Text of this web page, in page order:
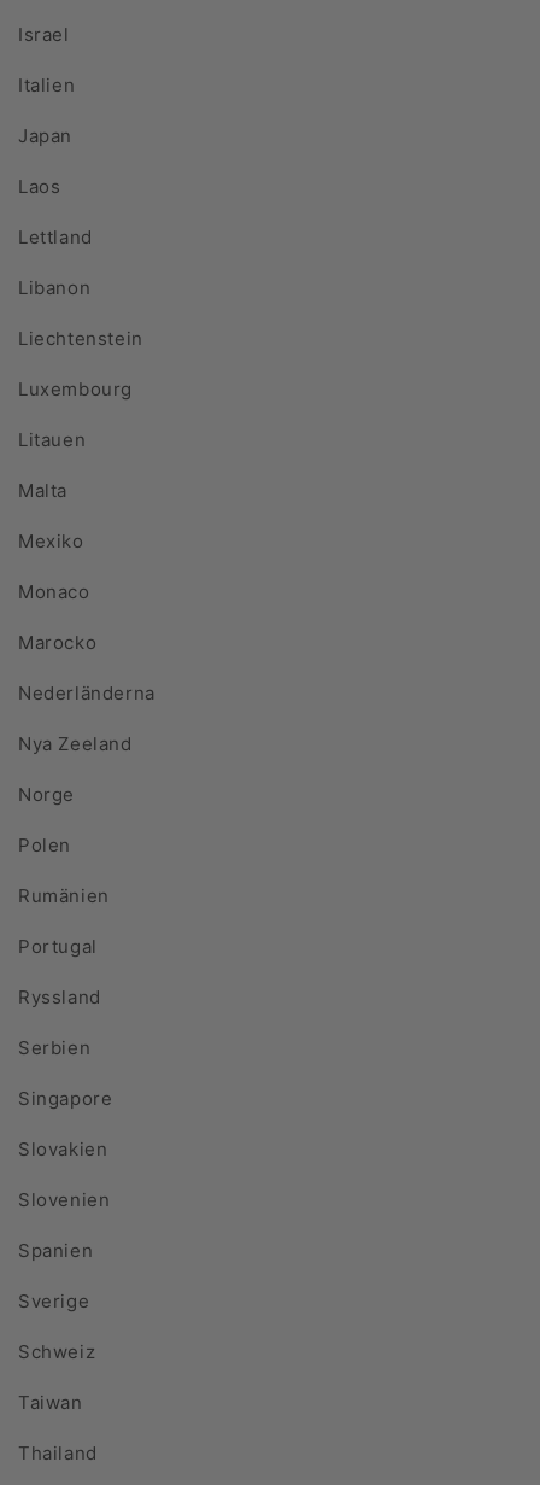
Israel
Italien
Japan
Laos
Lettland
Libanon
Liechtenstein
Luxembourg
Litauen
Malta
Mexiko
Monaco
Marocko
Nederländerna
Nya Zeeland
Norge
Polen
Rumänien
Portugal
Ryssland
Serbien
Singapore
Slovakien
Slovenien
Spanien
Sverige
Schweiz
Taiwan
Thailand